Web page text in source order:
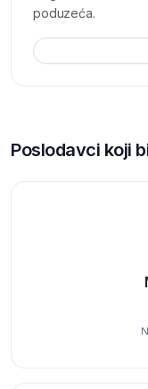
poduzeća.
Poslodavci koji